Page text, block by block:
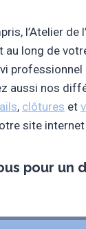
l’Atelier de
au long de
professionnel
aussi nos
, clôtures et
site internet
pour un